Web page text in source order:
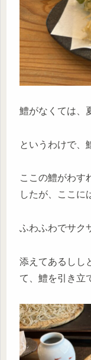
鱧がなくては、
というわけで、
ここの鱧がわす
したが、ここに
ふわふわでサク
添えてあるしし
て、鱧を引き立